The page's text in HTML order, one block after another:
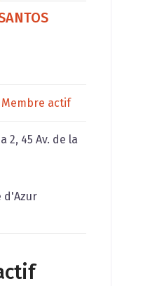
Membre actif
2, 45 Av. de la
d'Azur